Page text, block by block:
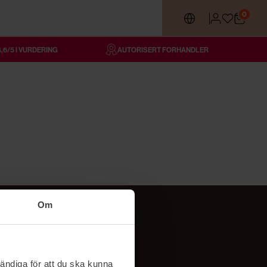
Om
för att du ska kunna
0
5 I VURDERING AUTORISERT FORHANDLER
Følg oss